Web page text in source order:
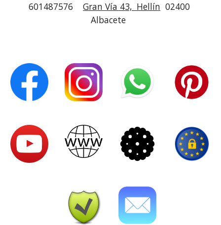
601487576 Gran Vía 43, Hellín 02400
Albacete